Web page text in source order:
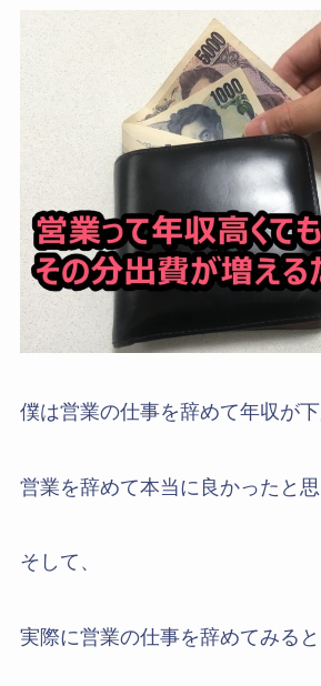
僕は営業の仕事を辞めて年収が
営業を辞めて本当に良かったと思
そして、
実際に営業の仕事を辞めてみると